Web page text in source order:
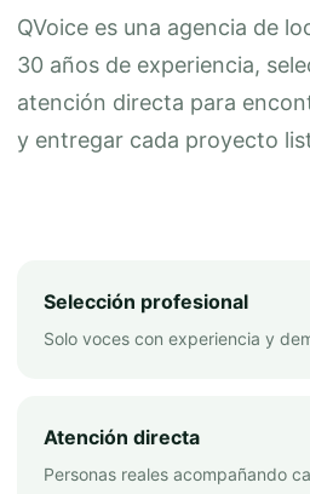
QVoice es una agencia de
30 años de experiencia,
atención directa para
y entregar cada proyecto
Selección profesional
Solo voces con experiencia y
Atención directa
Personas reales acompañando